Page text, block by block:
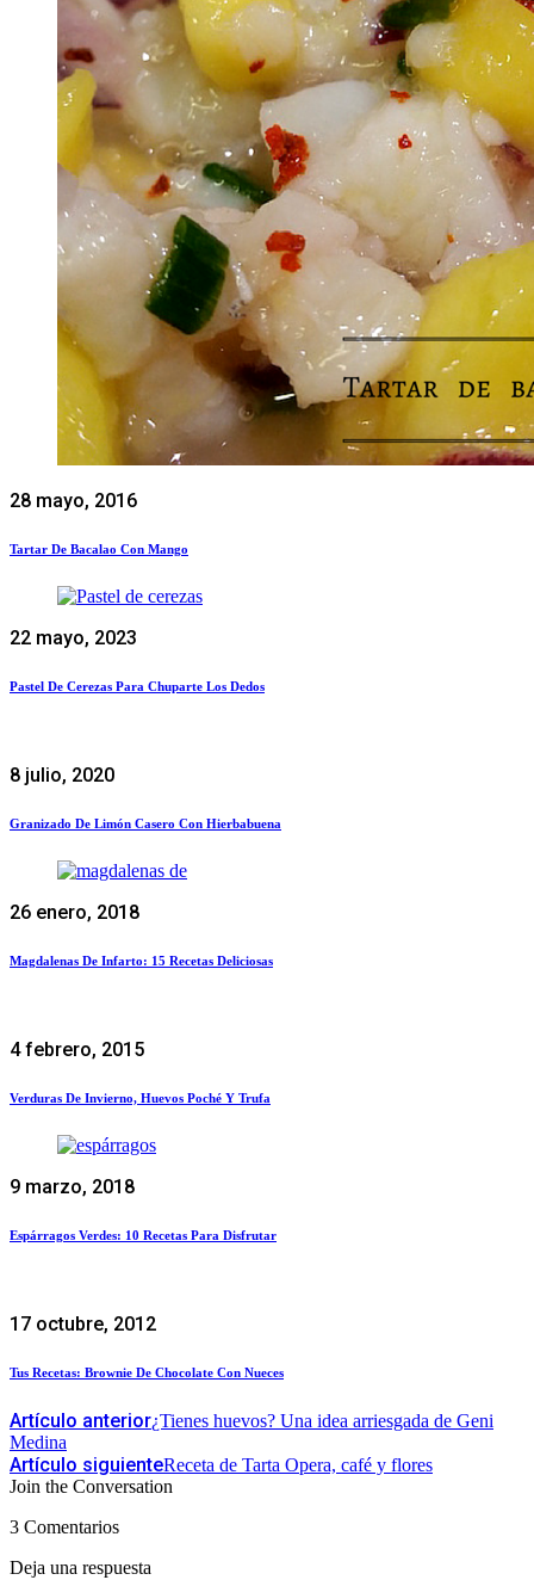
28 mayo, 2016
Tartar De Bacalao Con Mango
22 mayo, 2023
Pastel De Cerezas Para Chuparte Los Dedos
8 julio, 2020
Granizado De Limón Casero Con Hierbabuena
26 enero, 2018
Magdalenas De Infarto: 15 Recetas Deliciosas
4 febrero, 2015
Verduras De Invierno, Huevos Poché Y Trufa
9 marzo, 2018
Espárragos Verdes: 10 Recetas Para Disfrutar
17 octubre, 2012
Tus Recetas: Brownie De Chocolate Con Nueces
Artículo anterior¿Tienes huevos? Una idea arriesgada de Geni
Medina
Artículo siguienteReceta de Tarta Opera, café y flores
Join the Conversation
3 Comentarios
Deja una respuesta